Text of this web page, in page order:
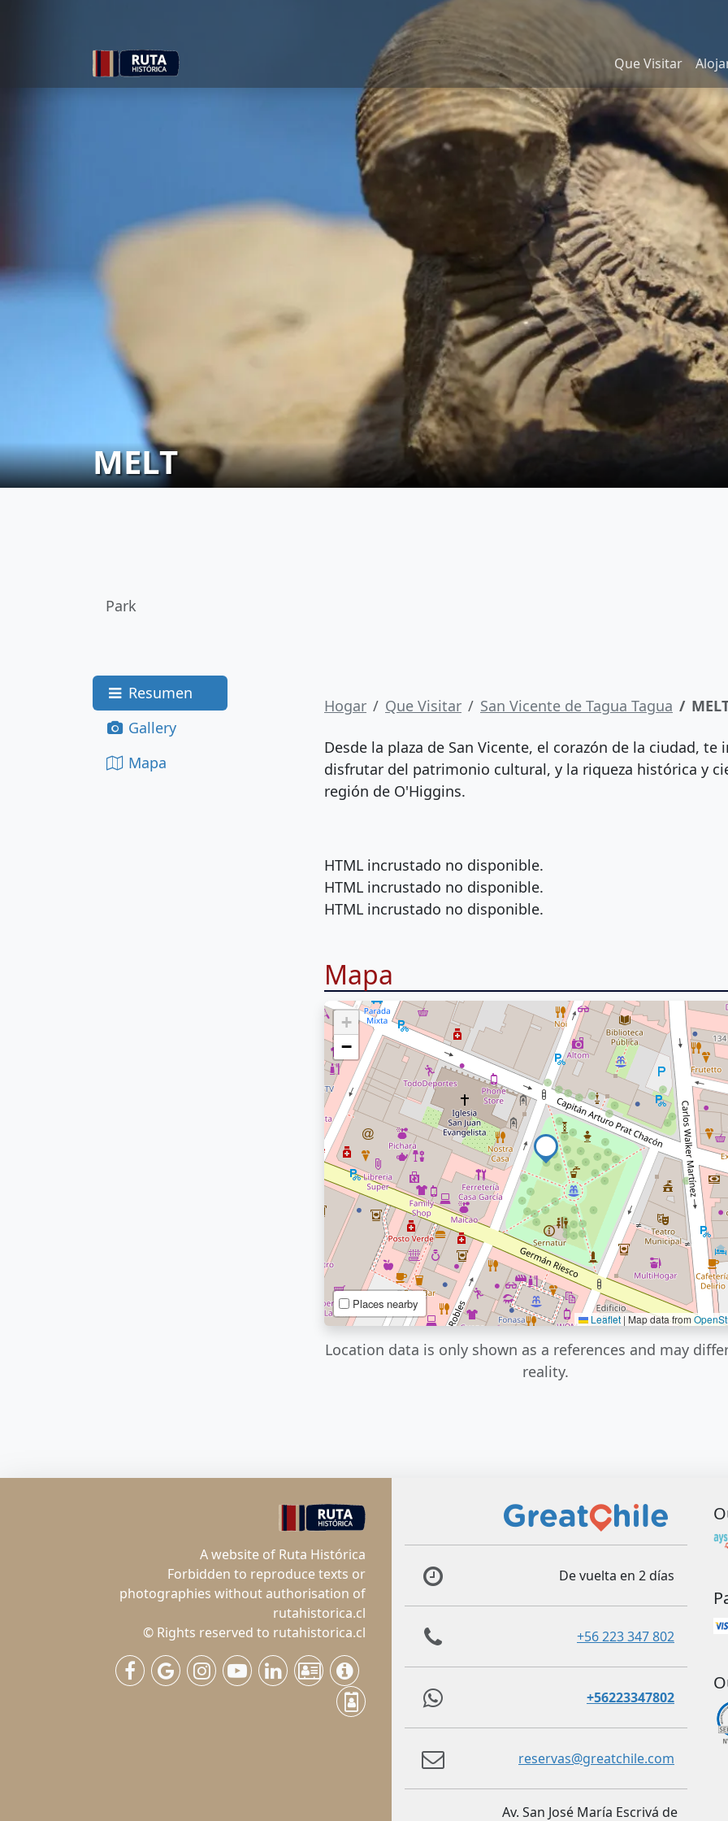
Que Visitar
MELT
Park
Resumen
Gallery
Mapa
Hogar Que Visitar San Vicente de Tagua Tagua
Desde la plaza de San Vicente, el corazón de la ciudad,
disfrutar del patrimonio cultural, y la riqueza histórica y
región de O'Higgins.
HTML incrustado no disponible.
HTML incrustado no disponible.
HTML incrustado no disponible.
Mapa
+
−
Places nearby
Leaflet | Map data from
Location data is only shown as a references and may
reality.
A website of Ruta Histórica
Forbidden to reproduce texts or
photographies without authorisation of
rutahistorica.cl
© Rights reserved to rutahistorica.cl
De vuelta en 2 días
+56 223 347 802
+56223347802
reservas@greatchile.com
Av. San José María Escrivá de